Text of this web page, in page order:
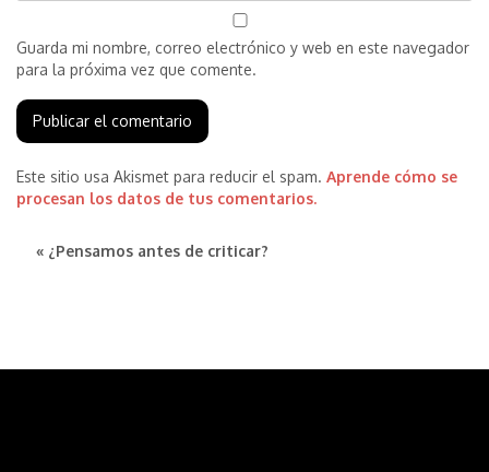
Guarda mi nombre, correo electrónico y web en este navegador
para la próxima vez que comente.
Este sitio usa Akismet para reducir el spam. Aprende cómo se
procesan los datos de tus comentarios.
« ¿Pensamos antes de criticar?